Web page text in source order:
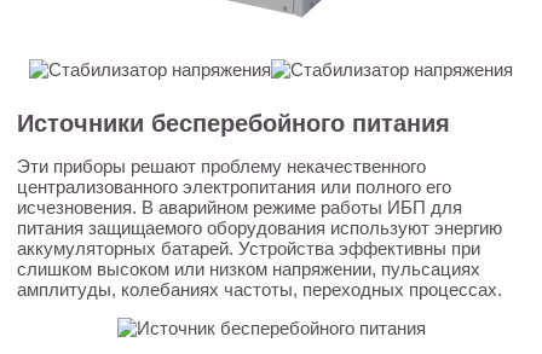
Источники бесперебойного питания
Эти приборы решают проблему некачественного
централизованного электропитания или полного его
исчезновения. В аварийном режиме работы ИБП для
питания защищаемого оборудования используют энергию
аккумуляторных батарей. Устройства эффективны при
слишком высоком или низком напряжении, пульсациях
амплитуды, колебаниях частоты, переходных процессах.